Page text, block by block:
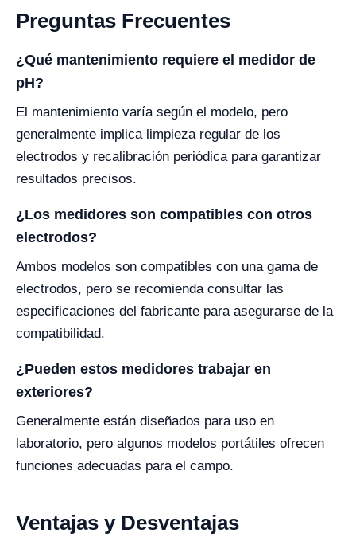
Preguntas Frecuentes
¿Qué mantenimiento requiere el medidor de
pH?
El mantenimiento varía según el modelo, pero
generalmente implica limpieza regular de los
electrodos y recalibración periódica para garantizar
resultados precisos.
¿Los medidores son compatibles con otros
electrodos?
Ambos modelos son compatibles con una gama de
electrodos, pero se recomienda consultar las
especificaciones del fabricante para asegurarse de la
compatibilidad.
¿Pueden estos medidores trabajar en
exteriores?
Generalmente están diseñados para uso en
laboratorio, pero algunos modelos portátiles ofrecen
funciones adecuadas para el campo.
Ventajas y Desventajas